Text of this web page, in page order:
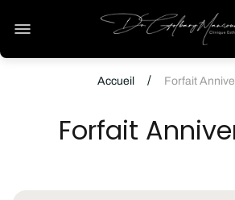
Logo
du
magasin
Accueil / Forfait
Forfait